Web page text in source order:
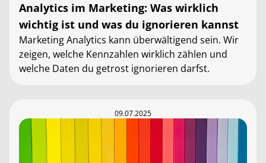
Analytics im Marketing: Was wirklich
wichtig ist und was du ignorieren kannst
Marketing Analytics kann überwältigend sein. Wir
zeigen, welche Kennzahlen wirklich zählen und
welche Daten du getrost ignorieren darfst.
09.07.2025